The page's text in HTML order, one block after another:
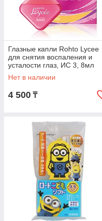
Глазные капли Rohto Lycee
для снятия воспаления и
усталости глаз, ИС 3, 8мл
Нет в наличии
4 500 ₸